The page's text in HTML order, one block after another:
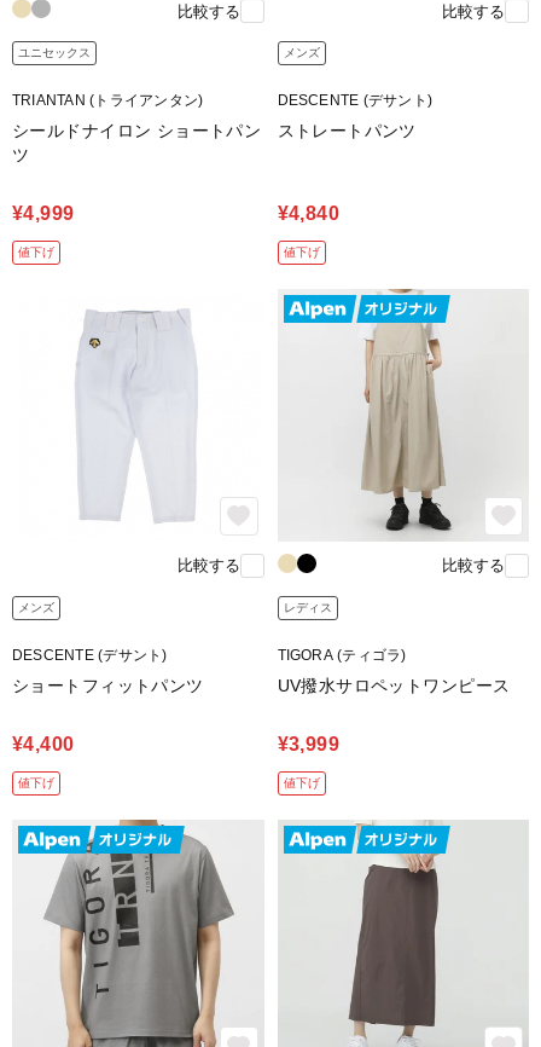
比較する
ユニセックス
TRIANTAN (トライアンタン)
シールドナイロン ショートパン
ツ
¥4,999
値下げ
比較する
メンズ
DESCENTE (デサント)
ストレートパンツ
¥4,840
値下げ
比較する
メンズ
DESCENTE (デサント)
ショートフィットパンツ
¥4,400
値下げ
比較する
レディス
TIGORA (ティゴラ)
UV撥水サロペットワンピース
¥3,999
値下げ